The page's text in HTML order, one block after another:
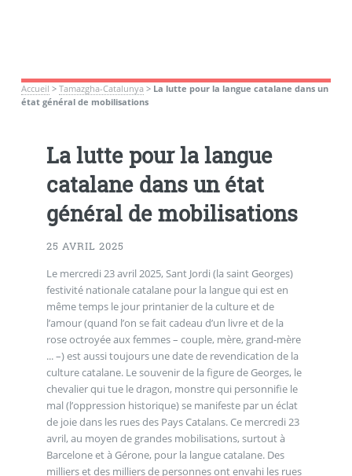
Accueil > Tamazgha-Catalunya > La lutte pour la langue catalane dans un
état général de mobilisations
La lutte pour la langue
catalane dans un état
général de mobilisations
25 AVRIL 2025
Le mercredi 23 avril 2025, Sant Jordi (la saint Georges)
festivité nationale catalane pour la langue qui est en
même temps le jour printanier de la culture et de
l’amour (quand l’on se fait cadeau d’un livre et de la
rose octroyée aux femmes – couple, mère, grand-mère
... –) est aussi toujours une date de revendication de la
culture catalane. Le souvenir de la figure de Georges, le
chevalier qui tue le dragon, monstre qui personnifie le
mal (l’oppression historique) se manifeste par un éclat
de joie dans les rues des Pays Catalans. Ce mercredi 23
avril, au moyen de grandes mobilisations, surtout à
Barcelone et à Gérone, pour la langue catalane. Des
milliers et des milliers de personnes ont envahi les rues